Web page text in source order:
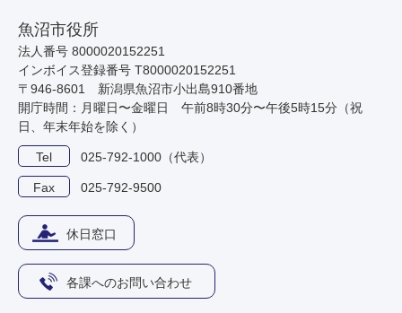
魚沼市役所
法人番号 8000020152251
インボイス登録番号 T8000020152251
〒946-8601 新潟県魚沼市小出島910番地
開庁時間：月曜日〜金曜日 午前8時30分〜午後5時15分（祝
日、年末年始を除く）
Tel 025-792-1000（代表）
Fax 025-792-9500
休日窓口
各課へのお問い合わせ